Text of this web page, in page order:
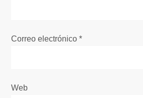
t
a
Correo electrónico*
Web